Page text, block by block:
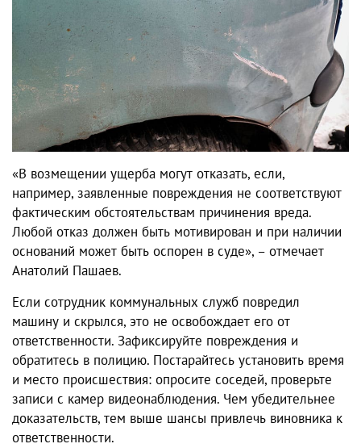
«В возмещении ущерба могут отказать, если,
например, заявленные повреждения не соответствуют
фактическим обстоятельствам причинения вреда.
Любой отказ должен быть мотивирован и при наличии
оснований может быть оспорен в суде», – отмечает
Анатолий Пашаев.
Если сотрудник коммунальных служб повредил
машину и скрылся, это не освобождает его от
ответственности. Зафиксируйте повреждения и
обратитесь в полицию. Постарайтесь установить время
и место происшествия: опросите соседей, проверьте
записи с камер видеонаблюдения. Чем убедительнее
доказательств, тем выше шансы привлечь виновника к
ответственности.